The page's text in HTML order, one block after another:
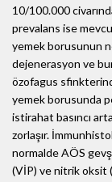
10/100.000
prevalans ise
yemek borusunun
dejenerasyon ve
özofagus
yemek borusunda
istirahat basıncı
zorlaşır.
normalde AÖS
(VİP) ve nitrik oksit